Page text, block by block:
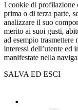
I cookie di profilazione
prima o di terza parte,
analizzare il suo
merito ai suoi gusti,
ad esempio
interessi dell’utente ed
manifestate nella
SALVA ED ESCI